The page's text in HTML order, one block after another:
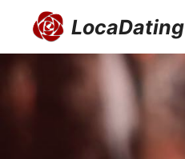
Inhalt
LocaDating